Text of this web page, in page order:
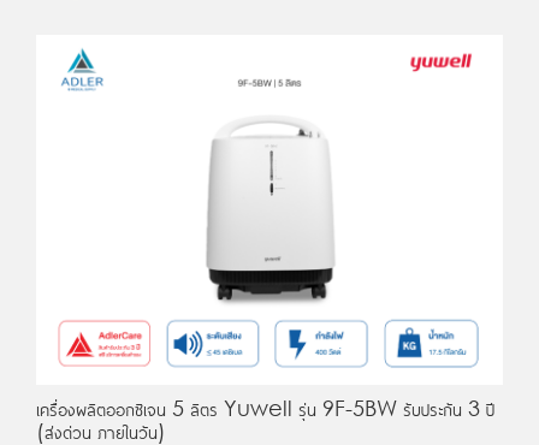
เครื่องผลิตออกซิเจน 5 ลิตร Yuwell รุ่น 9F-5BW รับประกัน 3 ปี
(ส่งด่วน ภายในวัน)